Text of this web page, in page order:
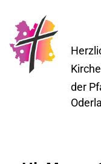
der